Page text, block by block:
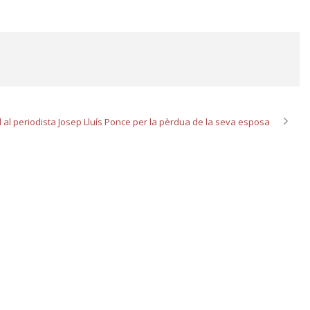
al periodista Josep Lluís Ponce per la pèrdua de la seva esposa